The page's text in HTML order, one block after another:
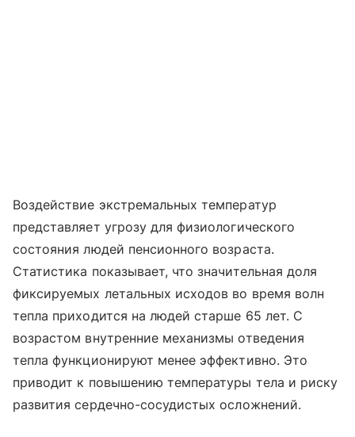
Воздействие экстремальных температур
представляет угрозу для физиологического
состояния людей пенсионного возраста.
Статистика показывает, что значительная доля
фиксируемых летальных исходов во время волн
тепла приходится на людей старше 65 лет. С
возрастом внутренние механизмы отведения
тепла функционируют менее эффективно. Это
приводит к повышению температуры тела и риску
развития сердечно-сосудистых осложнений.